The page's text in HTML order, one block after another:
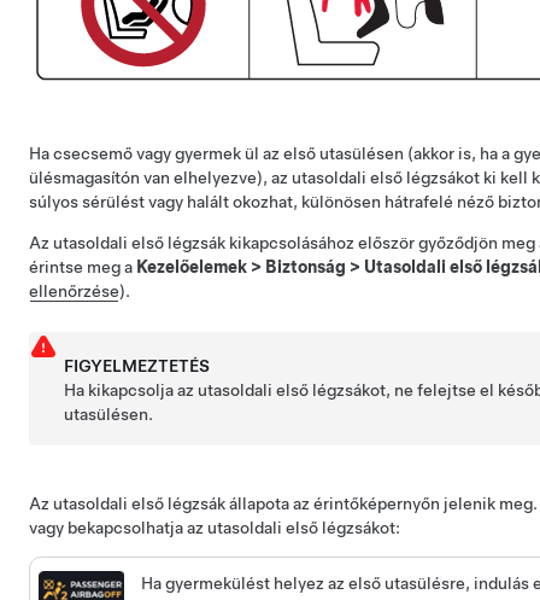
Ha csecsemő vagy gyermek ül az első utasülésen (akkor is, ha a
ülésmagasítón van elhelyezve), az utasoldali első légzsákot ki kell
súlyos sérülést vagy halált okozhat, különösen hátrafelé néző
Az utasoldali első légzsák kikapcsolásához először győződjön
érintse meg a Kezelőelemek > Biztonság > Utasoldali első
ellenőrzése).
FIGYELMEZTETÉS
Ha kikapcsolja az utasoldali első légzsákot, ne felejtse el
utasülésen.
Az utasoldali első légzsák állapota az érintőképernyőn jelenik
vagy bekapcsolhatja az utasoldali első légzsákot:
Ha gyermekülést helyez az első utasülésre,